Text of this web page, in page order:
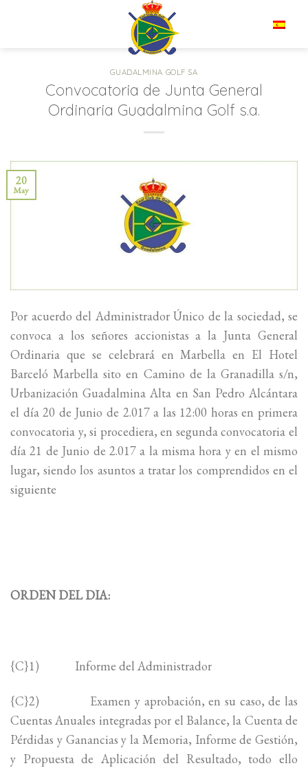
GUADALMINA GOLF SA
Convocatoria de Junta General
Ordinaria Guadalmina Golf s.a.
20
May
Por acuerdo del Administrador Único de la sociedad, se
convoca a los señores accionistas a la Junta General
Ordinaria que se celebrará en Marbella en El Hotel
Barceló Marbella sito en Camino de la Granadilla s/n,
Urbanización Guadalmina Alta en San Pedro Alcántara
el día 20 de Junio de 2.017 a las 12:00 horas en primera
convocatoria y, si procediera, en segunda convocatoria el
día 21 de Junio de 2.017 a la misma hora y en el mismo
lugar, siendo los asuntos a tratar los comprendidos en el
siguiente
ORDEN DEL DIA:
{C}1) Informe del Administrador
{C}2) Examen y aprobación, en su caso, de las
Cuentas Anuales integradas por el Balance, la Cuenta de
Pérdidas y Ganancias y la Memoria, Informe de Gestión,
y Propuesta de Aplicación del Resultado, todo ello